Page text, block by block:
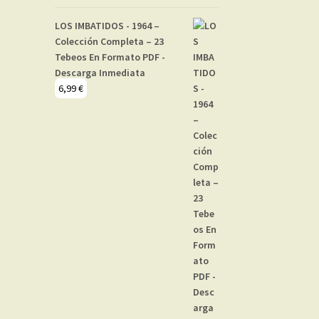
LOS IMBATIDOS - 1964 –
Colección Completa – 23
Tebeos En Formato PDF -
Descarga Inmediata
6,99€